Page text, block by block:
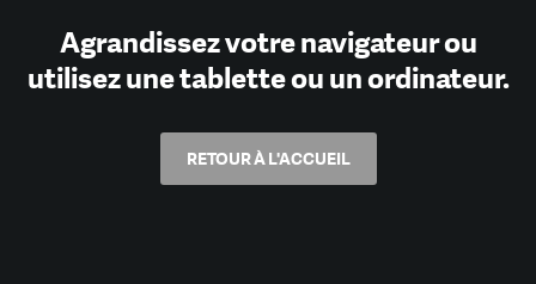
Agrandissez votre navigateur ou
utilisez une tablette ou un ordinateur.
RETOUR À L'ACCUEIL